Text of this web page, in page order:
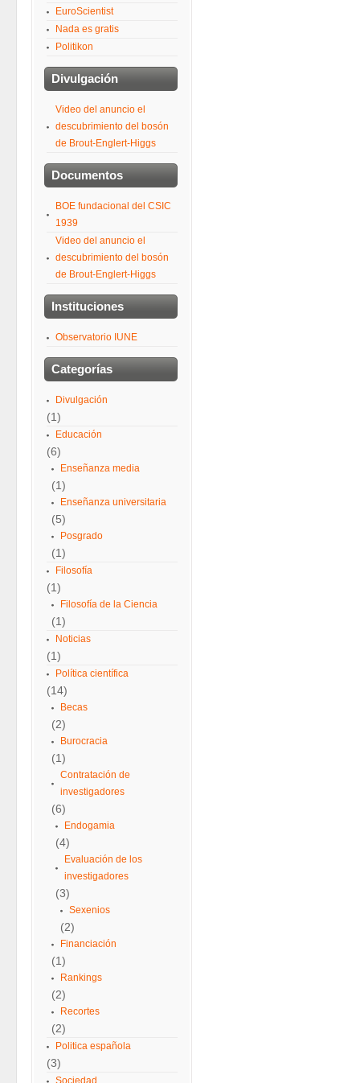
EuroScientist
Nada es gratis
Politikon
Divulgación
Video del anuncio el
descubrimiento del bosón
de Brout-Englert-Higgs
Documentos
BOE fundacional del CSIC
1939
Video del anuncio el
descubrimiento del bosón
de Brout-Englert-Higgs
Instituciones
Observatorio IUNE
Categorías
Divulgación
(1)
Educación
(6)
Enseñanza media
(1)
Enseñanza universitaria
(5)
Posgrado
(1)
Filosofía
(1)
Filosofía de la Ciencia
(1)
Noticias
(1)
Política científica
(14)
Becas
(2)
Burocracia
(1)
Contratación de
investigadores
(6)
Endogamia
(4)
Evaluación de los
investigadores
(3)
Sexenios
(2)
Financiación
(1)
Rankings
(2)
Recortes
(2)
Politica española
(3)
Sociedad